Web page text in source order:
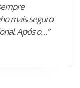
mais seguro
Após o…”